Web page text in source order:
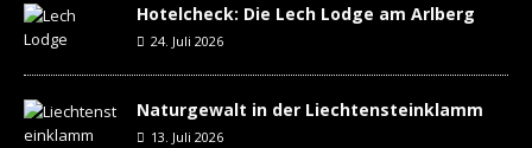
Hotelcheck: Die Lech Lodge am Arlberg
24. Juli 2026
Naturgewalt in der Liechtensteinklamm
13. Juli 2026